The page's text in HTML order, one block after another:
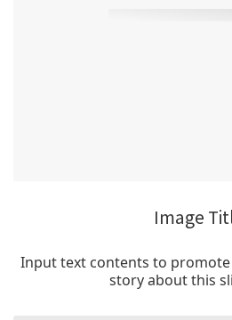
Image
Input text contents to
story about this